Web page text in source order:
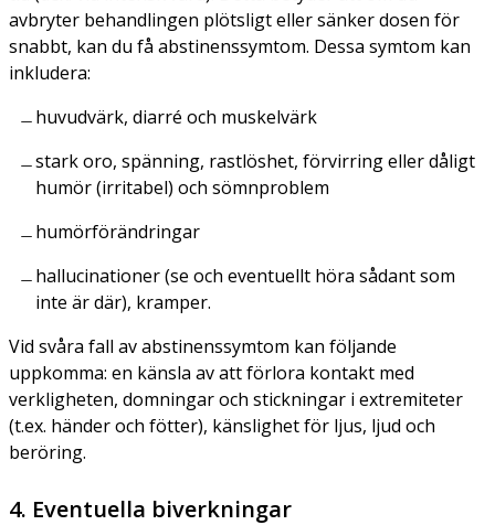
avbryter behandlingen plötsligt eller sänker dosen för
snabbt, kan du få abstinenssymtom. Dessa symtom kan
inkludera:
huvudvärk, diarré och muskelvärk
stark oro, spänning, rastlöshet, förvirring eller dåligt
humör (irritabel) och sömnproblem
humörförändringar
hallucinationer (se och eventuellt höra sådant som
inte är där), kramper.
Vid svåra fall av abstinenssymtom kan följande
uppkomma: en känsla av att förlora kontakt med
verkligheten, domningar och stickningar i extremiteter
(t.ex. händer och fötter), känslighet för ljus, ljud och
beröring.
4. Eventuella biverkningar